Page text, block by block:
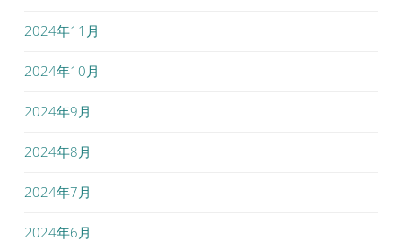
2024年11月
2024年10月
2024年9月
2024年8月
2024年7月
2024年6月